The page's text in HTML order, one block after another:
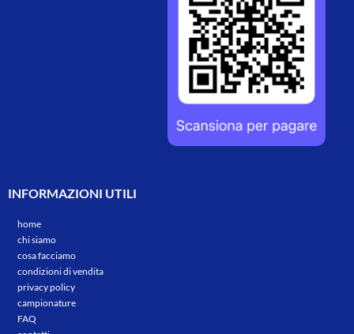
INFORMAZIONI UTILI
home
chi siamo
cosa facciamo
condizioni di vendita
privacy policy
campionature
FAQ